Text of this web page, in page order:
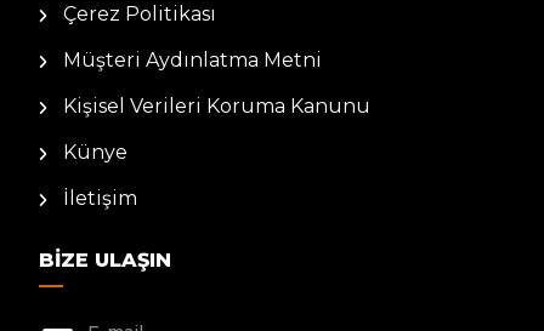
Çerez Politikası
Müşteri Aydınlatma Metni
Kişisel Verileri Koruma Kanunu
Künye
İletişim
BIZE ULAŞIN